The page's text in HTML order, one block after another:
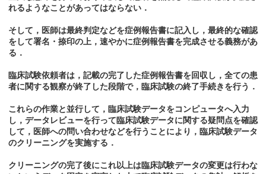
れるようなことがあってはならない．
そして，医師は最終判定などを症例報告書に記入し，最終的な確認
をして署名・捺印の上，速やかに症例報告書を完成させる義務があ
る．
臨床試験依頼者は，記載の完了した症例報告書を回収し，全ての患
者に関する観察が終了した段階で，臨床試験の終了手続きを行う．
これらの作業と並行して，臨床試験データをコンピュータへ入力
し，データレビューを行って臨床試験データに関する疑問点を確認
して，医師への問い合わせなどを行うことにより，臨床試験データ
のクリーニングを実施する．
クリーニングの完了後にこれ以上は臨床試験データの変更は行わな